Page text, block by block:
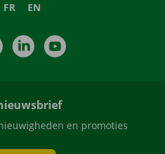
FR EN
InstagramLinkedIn
en promoties